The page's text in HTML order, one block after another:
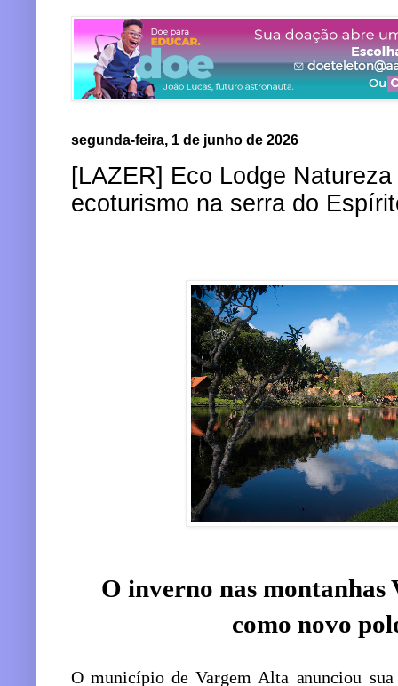
segunda-feira, 1 de junho de 2026
[LAZER] Eco Lodge
ecoturismo na serra do
O inverno nas montanhas
como novo
O município de Vargem Alta anunciou sua